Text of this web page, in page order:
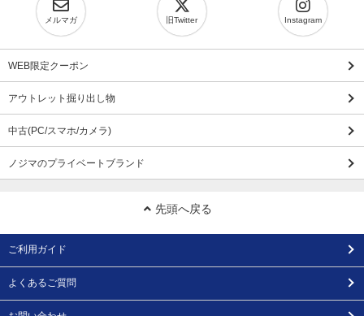
メルマガ 旧Twitter Instagram
WEB限定クーポン
アウトレット掘り出し物
中古(PC/スマホ/カメラ)
ノジマのプライベートブランド
先頭へ戻る
ご利用ガイド
よくあるご質問